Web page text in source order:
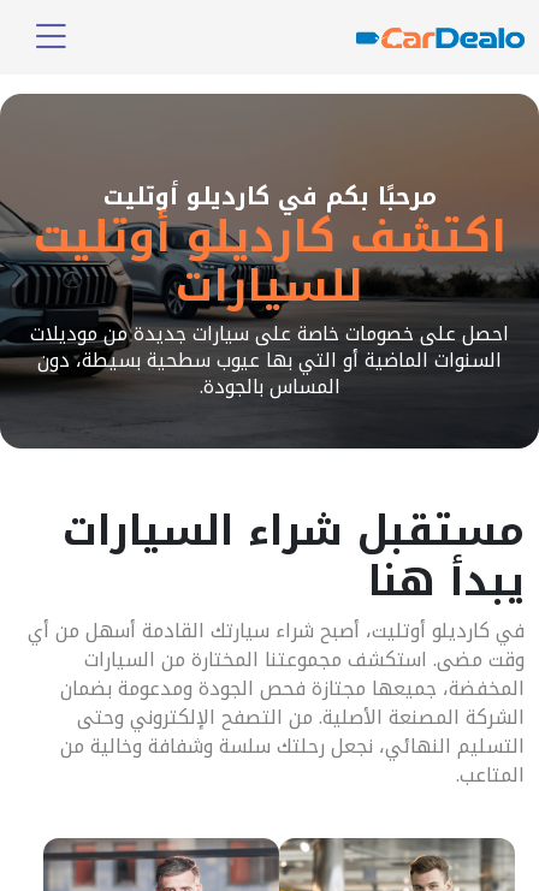
مرحبًا بكم في كارديلو أوتليت
اكتشف كارديلو أوتليت
للسيارات
احصل على خصومات خاصة على سيارات جديدة من موديلات
السنوات الماضية أو التي بها عيوب سطحية بسيطة، دون
المساس بالجودة.
مستقبل شراء السيارات
يبدأ هنا
في كارديلو أوتليت، أصبح شراء سيارتك القادمة أسهل من أي
وقت مضى. استكشف مجموعتنا المختارة من السيارات
المخفضة، جميعها مجتازة فحص الجودة ومدعومة بضمان
الشركة المصنعة الأصلية. من التصفح الإلكتروني وحتى
التسليم النهائي، نجعل رحلتك سلسة وشفافة وخالية من
المتاعب.